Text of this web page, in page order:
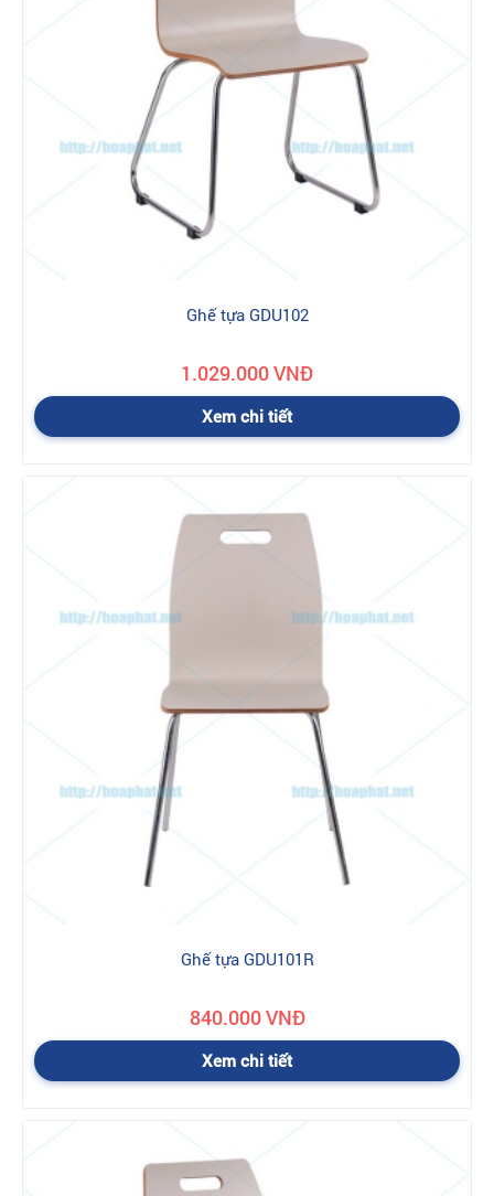
Ghế tựa GDU102
1.029.000 VNĐ
Xem chi tiết
Ghế tựa GDU101R
840.000 VNĐ
Xem chi tiết